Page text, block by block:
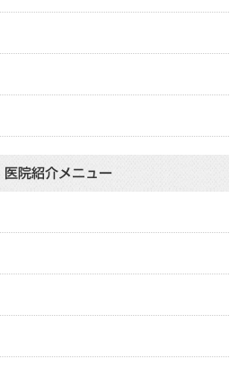
医院紹介メニュー